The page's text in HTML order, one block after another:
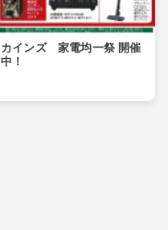
カインズ 家電均一祭 開催
中！